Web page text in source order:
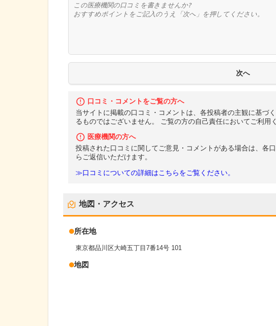
口コミ・コメントをご覧の方へ
当サイトに掲載の口コミ・コメントは、各投稿者の主観に基づ
るものではございません。 ご覧の方の自己責任においてご利用
医療機関の方へ
投稿された口コミに関してご意見・コメントがある場合は、各
らご返信いただけます。
≫口コミについての詳細はこちらをご覧ください。
地図・アクセス
所在地
東京都品川区大崎五丁目7番14号 101
地図